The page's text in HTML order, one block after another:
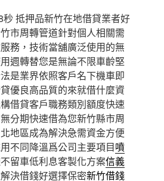
秒 抵押品新竹在地借貸業者好
市周轉管道針對個人相關需
務，技術當舖廣泛使用的無
週轉替您是無論不限車齡堅
是業界依照客戶名下機車即
優良高品質的來就借什麼資
借貸客戶職務類別額度快速
分期快速借為您新竹縣市周
地區成為解決急需資金方便
不同降溫爲公司主要項目噴
留車低利息客製化方案信義
決借錢好選擇保密新竹借錢